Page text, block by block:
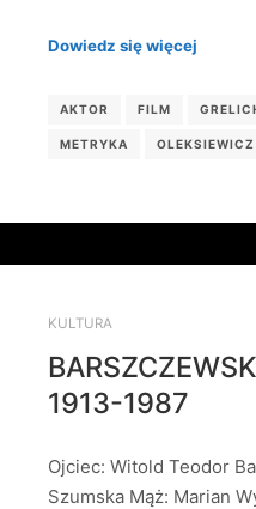
Dowiedz się więcej
AKTOR FILM
METRYKA OLEKSIEWICZ
KULTURA
1913-1987
Ojciec: Witold Teodor
Szumska Mąż: Marian